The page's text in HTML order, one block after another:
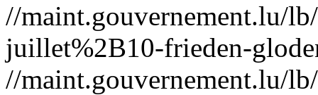
//maint.gouvernement.lu/
juillet%2B10-frieden-
//maint.gouvernement.lu/